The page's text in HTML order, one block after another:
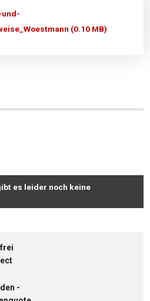
(0.10 MB)
von 0 von 5 Sternen
es leider noch keine
-